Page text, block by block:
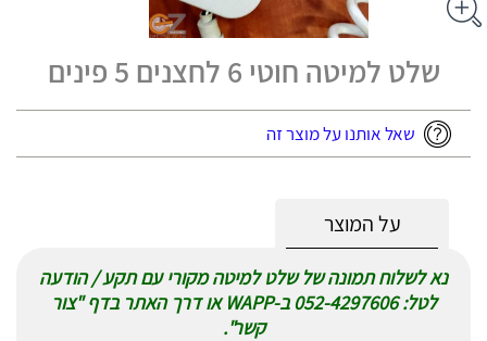
שלט למיטה חוטי 6 לחצנים 5 פינים
שאל אותנו על מוצר זה
על המוצר
נא לשלוח תמונה של שלט למיטה מקורי עם תקע / הודעה
לטל: 052-4297606 ב-WAPP או דרך האתר בדף "צור
קשר".